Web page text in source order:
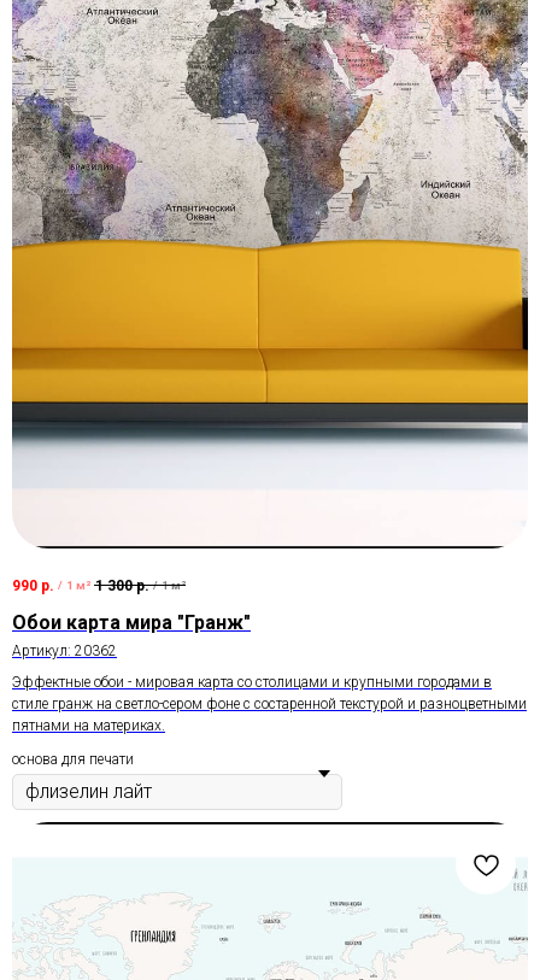
990 р. / 1 м² 1 300 р. / 1 м²
Обои карта мира "Гранж"
Артикул: 20362
Эффектные обои - мировая карта со столицами и крупными городами в
стиле гранж на светло-сером фоне с состаренной текстурой и разноцветными
пятнами на материках.
основа для печати